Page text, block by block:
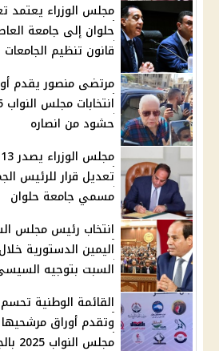
مجلس الوزراء يعتمد
حلوان إلى جامعة
قانون تنظيم الجامعات
مرتضى منصور يقدم
حشود من انصاره
تعديل قرار للرئيس
مسمي جامعة حلوان
اليمين الدستورية
السبت بتوجيه
القائمة الوطنية
وتقدم أوراق
مجلس النواب 2025 بالجيزة